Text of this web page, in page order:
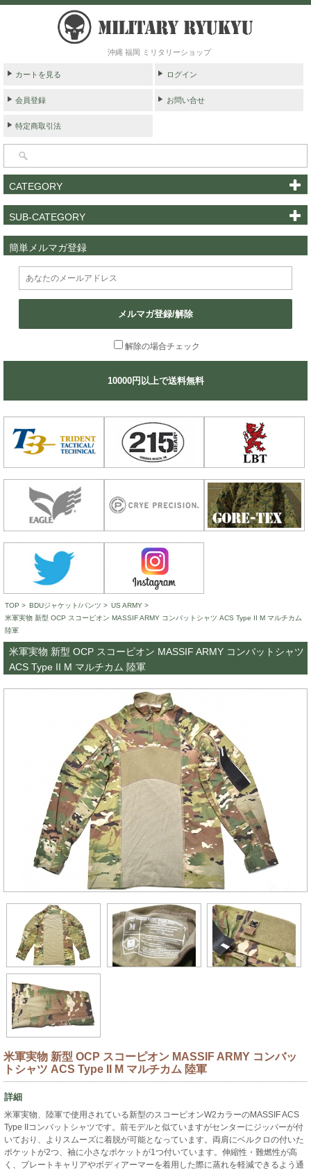
沖縄 福岡 ミリタリーショップ
カートを見る ログイン
会員登録 お問い合せ
特定商取引法
CATEGORY
SUB-CATEGORY
簡単メルマガ登録
メルマガ登録/解除
解除の場合チェック
10000円以上で送料無料
TOP > BDUジャケット/パンツ > US ARMY >
米軍実物 新型 OCP スコーピオン MASSIF ARMY コンバットシャツ ACS Type II M マルチカム
陸軍
米軍実物 新型 OCP スコーピオン MASSIF ARMY コンバットシャツ
ACS Type II M マルチカム 陸軍
米軍実物 新型 OCP スコーピオン MASSIF ARMY コンバッ
トシャツ ACS Type II M マルチカム 陸軍
詳細
米軍実物、陸軍で使用されている新型のスコーピオンW2カラーのMASSIF ACS
Type IIコンバットシャツです。前モデルと似ていますがセンターにジッパーが付
いており、よりスムーズに着脱が可能となっています。両肩にベルクロの付いた
ポケットが2つ、袖に小さなポケットが1つ付いています。伸縮性・難燃性が高
く、プレートキャリアやボディアーマーを着用した際に蒸れを軽減できるよう通